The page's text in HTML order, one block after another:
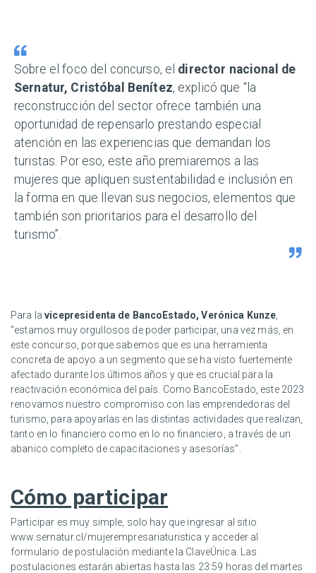
Sobre el foco del concurso, el director nacional de
Sernatur, Cristóbal Benítez, explicó que “la
reconstrucción del sector ofrece también una
oportunidad de repensarlo prestando especial
atención en las experiencias que demandan los
turistas. Por eso, este año premiaremos a las
mujeres que apliquen sustentabilidad e inclusión en
la forma en que llevan sus negocios, elementos que
también son prioritarios para el desarrollo del
turismo”.
Para lavicepresidenta de BancoEstado, Verónica Kunze
“estamos muy orgullosos de poder participar, una vez más, en
este concurso, porque sabemos que es una herramienta
concreta de apoyo a un segmento que se ha visto fuertemente
afectado durante los últimos años y que es crucial para la
reactivación económica del país. Como BancoEstado, este 2023
renovamos nuestro compromiso con las emprendedoras del
turismo, para apoyarlas en las distintas actividades que realizan,
tanto en lo financiero como en lo no financiero, a través de un
abanico completo de capacitaciones y asesorías”.
Cómo participar
Participar es muy simple, solo hay que ingresar al sitio
www.sernatur.cl/mujerempresariaturistica y acceder al
formulario de postulación mediante la ClaveÚnica. Las
postulaciones estarán abiertas hasta las 23:59 horas del martes